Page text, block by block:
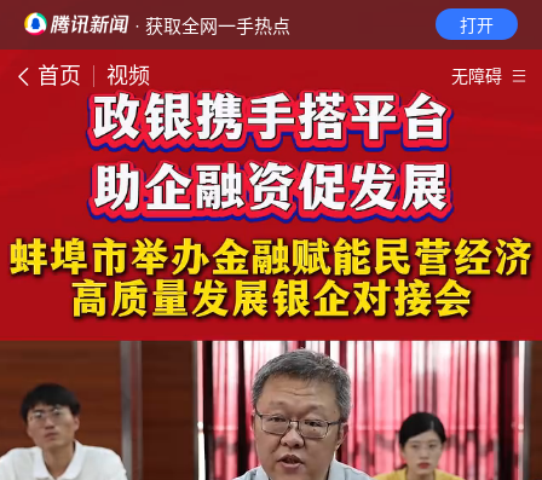
· 获取全网一手热点 打开
首页 视频 无障碍